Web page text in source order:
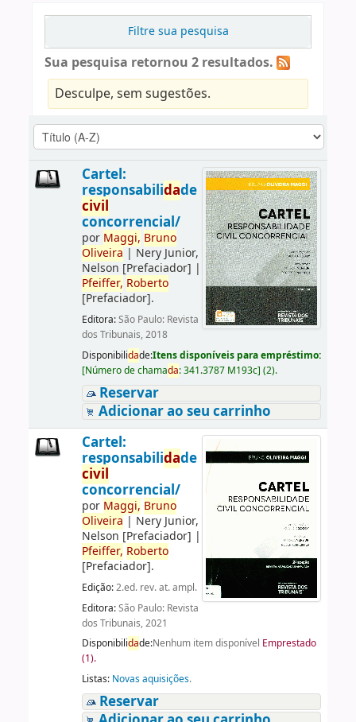
Filtre sua pesquisa
Sua pesquisa retornou 2 resultados.
Desculpe, sem sugestões.
Cartel:
responsabilidade
civil
concorrencial/
por Maggi, Bruno
Oliveira | Nery Junior,
Nelson [Prefaciador] |
Pfeiffer, Roberto
[Prefaciador].
Editora:São Paulo: Revista
dos Tribunais, 2018
Disponibilidade:Itens disponíveis para empréstimo:
[Número de chamada:341.3787 M193c] (2).
Reservar
Adicionar ao seu carrinho
Cartel:
responsabilidade
civil
concorrencial/
por Maggi, Bruno
Oliveira | Nery Junior,
Nelson [Prefaciador] |
Pfeiffer, Roberto
[Prefaciador].
Edição:2.ed. rev. at. ampl.
Editora:São Paulo: Revista
dos Tribunais, 2021
Disponibilidade:Nenhum item disponível Emprestado
(1).
Listas: Novas aquisições.
Reservar